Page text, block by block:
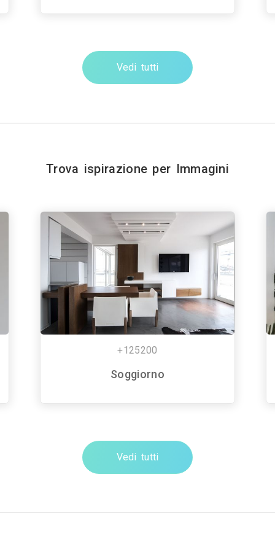
Vedi tutti
Trova ispirazione per Immagini
+125200
Soggiorno
Vedi tutti